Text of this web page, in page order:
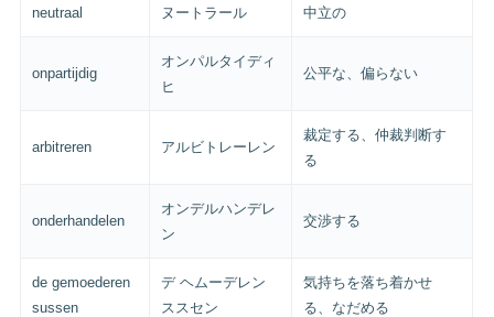
neutraal ヌートラール 中立の
onpartijdig
オンパルタイディ
ヒ
公平な、偏らない
arbitreren アルビトレーレン
裁定する、仲裁判断す
る
onderhandelen
オンデルハンデレ
ン
交渉する
de gemoederen
sussen
デ ヘムーデレン
ススセン
気持ちを落ち着かせ
る、なだめる